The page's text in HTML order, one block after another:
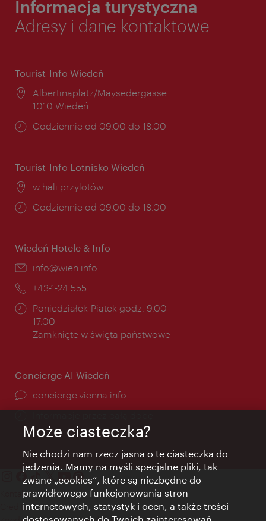
Informacja turystyczna
Adresy i dane kontaktowe
Tourist-Info Wiedeń
Miejsce:
Albertinaplatz/Maysedergasse
1010 Wiedeń
Godziny
Codziennie od 09.00 do 18.00
Tourist-Info Lotnisko Wiedeń
Miejsce:
w hali przylotów
Godziny
Codziennie od 09.00 do 18.00
Wiedeń Hotele & Info
E-
info@wien.info
Telefon:
+43-1-24 555
Godziny
otwarcia:
Poniedziałek-Piątek godz. 9.00 -
17.00
Zamknięte w święta państwowe
Concierge AI Wiedeń
concierge.vienna.info
Kontakt
Credits
Może ciasteczka?
Nie chodzi nam rzecz jasna o te ciasteczka do
jedzenia. Mamy na myśli specjalne pliki, tak
zwane „cookies”, które są niezbędne do
prawidłowego funkcjonowania stron
internetowych, statystyk i ocen, a także treści